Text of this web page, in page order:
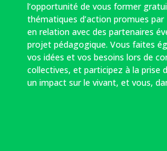
l’opportunité de vous former
thématiques d’action promues par
en relation avec des partenaires
projet pédagogique. Vous faites
vos idées et vos besoins lors de
collectives, et participez à la prise
un impact sur le vivant, et vous,